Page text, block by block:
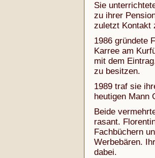
Sie
zu ihrer
zuletzt Kontakt
1986 gründete
Karree am
mit dem
zu besitzen.
1989 traf sie
heutigen Mann
Beide
rasant.
Fachbüchern
Werbebären.
dabei.